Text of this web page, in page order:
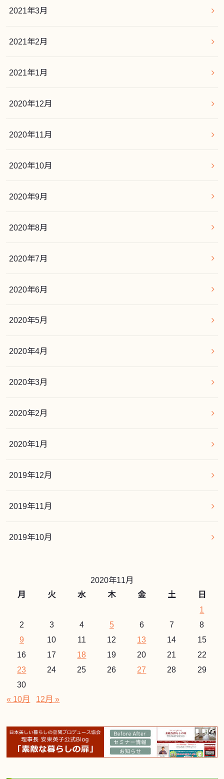
2021年3月
2021年2月
2021年1月
2020年12月
2020年11月
2020年10月
2020年9月
2020年8月
2020年7月
2020年6月
2020年5月
2020年4月
2020年3月
2020年2月
2020年1月
2019年12月
2019年11月
2019年10月
2020年11月
月
火 水 木 金 土
日
1
2
3 4 5 6 7
8
9
10 11 12 13 14
15
16
17 18 19 20 21
22
23
24 25 26 27 28
29
30
« 10月
12月 »